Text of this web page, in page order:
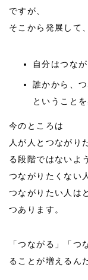
ですが、
そこから発展して
自分はつな
誰かから、
ということ
今のところは
人が人とつながり
る段階ではないよ
つながりたくない
つながりたい人は
つあります。
「つながる」「
ることが増えるん